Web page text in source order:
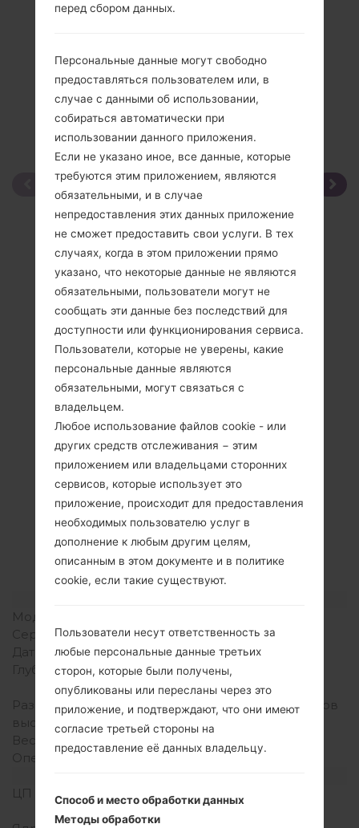
Сравнить
Спецификация
LGD120G(LGD120G)
akaLG L30
Модель
Серия
LG L30
Дата выпуска
Июнь, 2014
Глубина
13 миллиметров (0.51
дюйма)
Размеры (ширина /
высота)
105.6 x 64.5 миллиметров
(4.16 x 2.54 дюйма)
Вес
Операционная система
Android 4.4.x KitKat
ЦП (процессор)
Mediatek MT6572M
перед сбором данных.
Персональные данные могут свободно
предоставляться пользователем или, в
случае с данными об использовании,
собираться автоматически при
использовании данного приложения.
Если не указано иное, все данные, которые
требуются этим приложением, являются
обязательными, и в случае
непредоставления этих данных приложение
не сможет предоставить свои услуги. В тех
случаях, когда в этом приложении прямо
указано, что некоторые данные не являются
обязательными, пользователи могут не
сообщать эти данные без последствий для
доступности или функционирования сервиса.
Пользователи, которые не уверены, какие
персональные данные являются
обязательными, могут связаться с
владельцем.
Любое использование файлов cookie - или
других средств отслеживания − этим
приложением или владельцами сторонних
сервисов, которые использует это
приложение, происходит для предоставления
необходимых пользователю услуг в
дополнение к любым другим целям,
описанным в этом документе и в политике
cookie, если такие существуют.
Пользователи несут ответственность за
любые персональные данные третьих
сторон, которые были получены,
опубликованы или пересланы через это
приложение, и подтверждают, что они имеют
согласие третьей стороны на
предоставление её данных владельцу.
Способ и место обработки данных
Методы обработки